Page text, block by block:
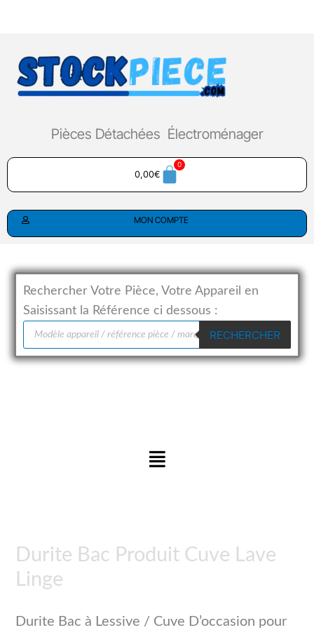
contenu
Pièces Détachées Électroménager
0,00€
MON COMPTE
Rechercher Votre Pièce, Votre Appareil en
Saisissant la Référence ci dessous :
Recherche
produits
RECHERCHER
Menu
Durite Bac Produit Cuve Lave
Linge
Durite Bac à Lessive / Cuve D’occasion pour